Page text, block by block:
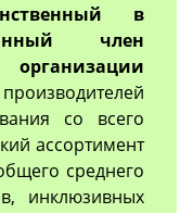
в
член
со всего
ассортимент
среднего
инклюзивных